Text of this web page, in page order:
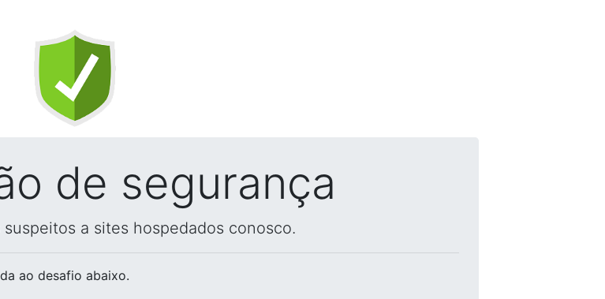
de segurança
a sites hospedados conosco.
ao desafio abaixo.